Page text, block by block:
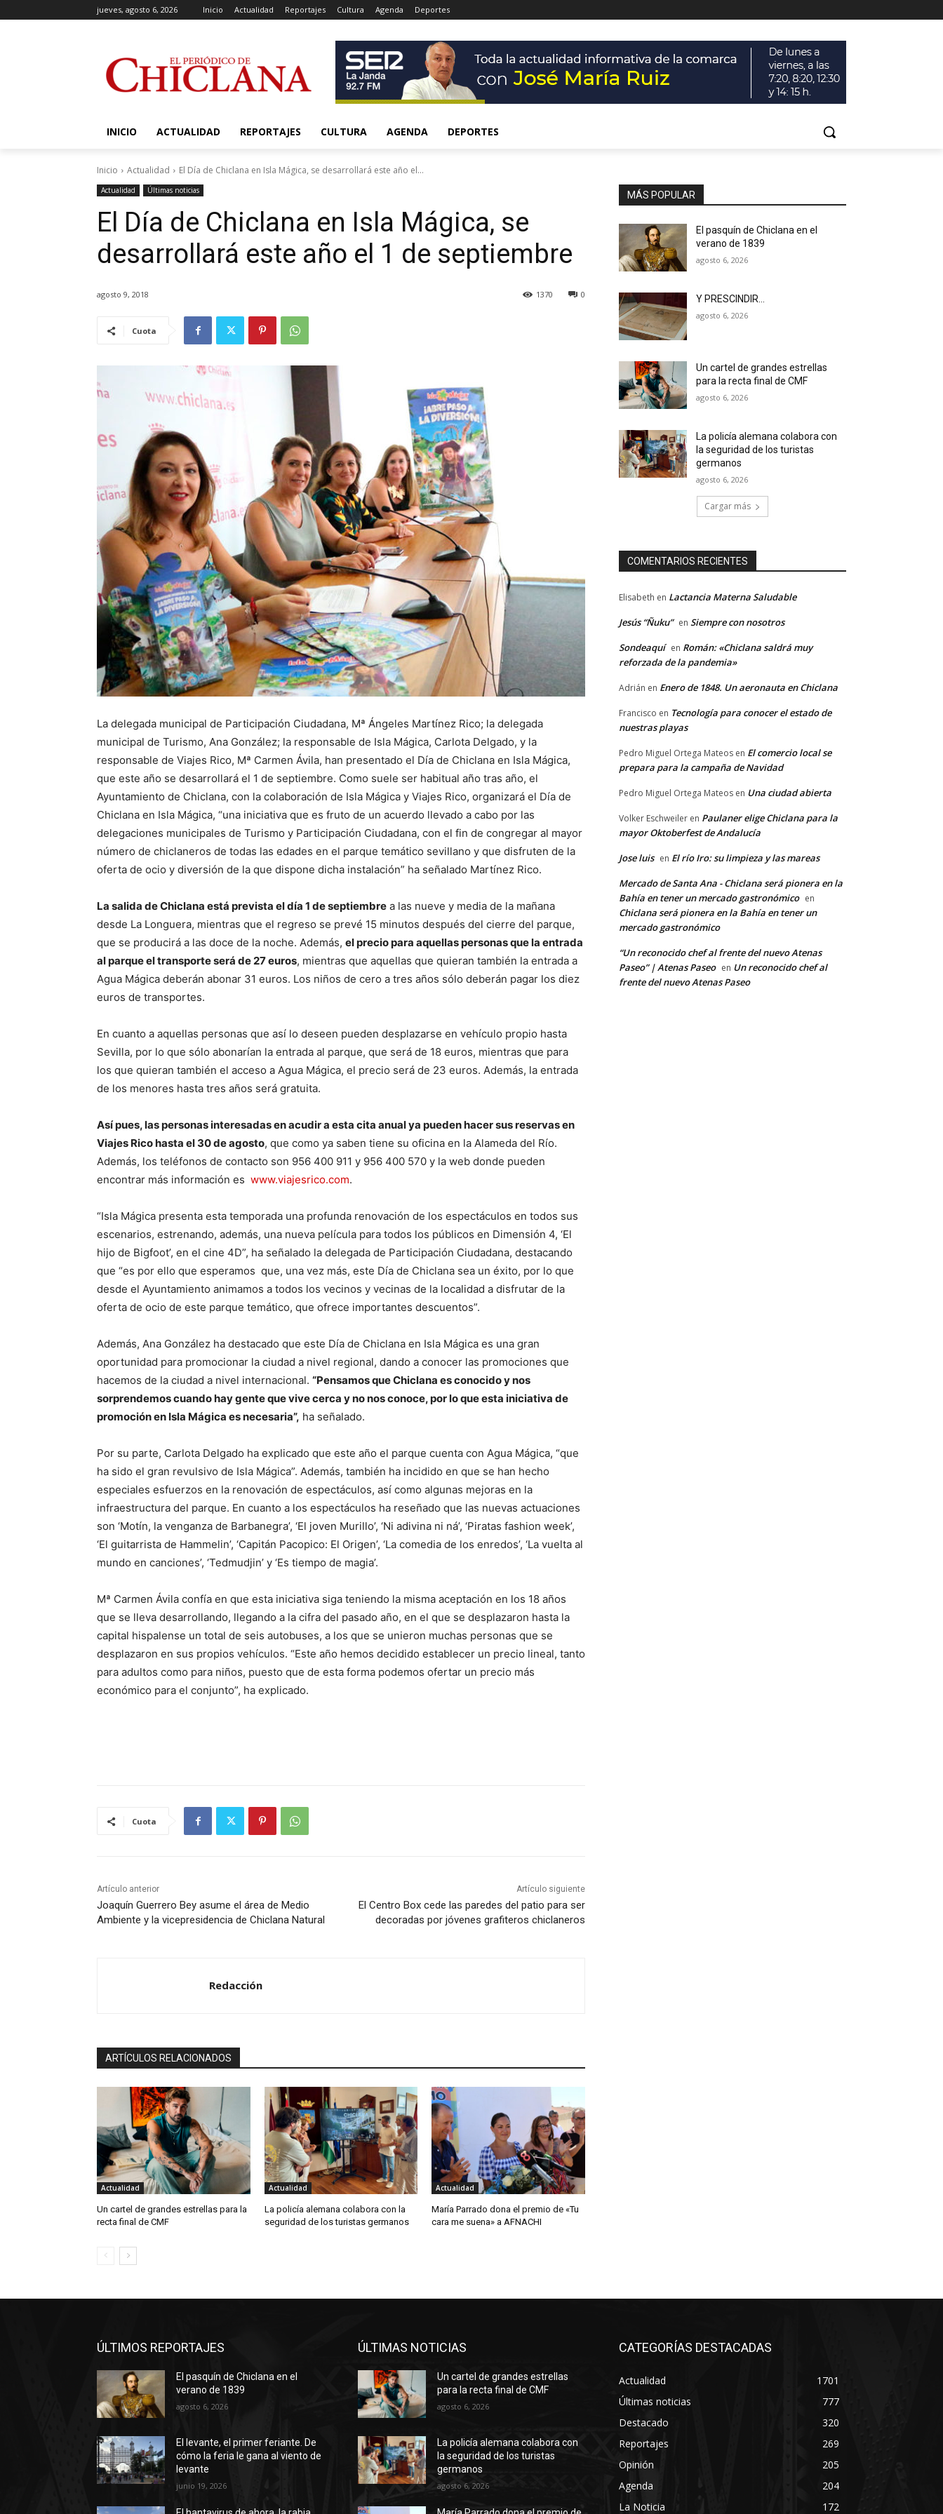
jueves, agosto 6, 2026 Inicio Actualidad Reportajes Cultura Agenda Deportes
INICIO ACTUALIDAD REPORTAJES CULTURA AGENDA DEPORTES
Inicio Actualidad El Día de Chiclana en Isla Mágica, se desarrollará este año el...
Actualidad Últimas noticias
El Día de Chiclana en Isla Mágica, se
desarrollará este año el 1 de septiembre
agosto 9, 2018 0
1370
Cuota
La delegada municipal de Participación Ciudadana, Mª Ángeles Martínez Rico; la delegada
municipal de Turismo, Ana González; la responsable de Isla Mágica, Carlota Delgado, y la
responsable de Viajes Rico, Mª Carmen Ávila, han presentado el Día de Chiclana en Isla Mágica,
que este año se desarrollará el 1 de septiembre. Como suele ser habitual año tras año, el
Ayuntamiento de Chiclana, con la colaboración de Isla Mágica y Viajes Rico, organizará el Día de
Chiclana en Isla Mágica, “una iniciativa que es fruto de un acuerdo llevado a cabo por las
delegaciones municipales de Turismo y Participación Ciudadana, con el fin de congregar al mayor
número de chiclaneros de todas las edades en el parque temático sevillano y que disfruten de la
oferta de ocio y diversión de la que dispone dicha instalación” ha señalado Martínez Rico.
La salida de Chiclana está prevista el día 1 de septiembre a las nueve y media de la mañana
desde La Longuera, mientras que el regreso se prevé 15 minutos después del cierre del parque,
que se producirá a las doce de la noche. Además, el precio para aquellas personas que la entrada
al parque el transporte será de 27 euros, mientras que aquellas que quieran también la entrada a
Agua Mágica deberán abonar 31 euros. Los niños de cero a tres años sólo deberán pagar los diez
euros de transportes.
En cuanto a aquellas personas que así lo deseen pueden desplazarse en vehículo propio hasta
Sevilla, por lo que sólo abonarían la entrada al parque, que será de 18 euros, mientras que para
los que quieran también el acceso a Agua Mágica, el precio será de 23 euros. Además, la entrada
de los menores hasta tres años será gratuita.
Así pues, las personas interesadas en acudir a esta cita anual ya pueden hacer sus reservas en
Viajes Rico hasta el 30 de agosto, que como ya saben tiene su oficina en la Alameda del Río.
Además, los teléfonos de contacto son 956 400 911 y 956 400 570 y la web donde pueden
encontrar más información es www.viajesrico.com.
“Isla Mágica presenta esta temporada una profunda renovación de los espectáculos en todos sus
escenarios, estrenando, además, una nueva película para todos los públicos en Dimensión 4, ‘El
hijo de Bigfoot’, en el cine 4D”, ha señalado la delegada de Participación Ciudadana, destacando
que “es por ello que esperamos que, una vez más, este Día de Chiclana sea un éxito, por lo que
desde el Ayuntamiento animamos a todos los vecinos y vecinas de la localidad a disfrutar de la
oferta de ocio de este parque temático, que ofrece importantes descuentos”.
Además, Ana González ha destacado que este Día de Chiclana en Isla Mágica es una gran
oportunidad para promocionar la ciudad a nivel regional, dando a conocer las promociones que
hacemos de la ciudad a nivel internacional. “Pensamos que Chiclana es conocido y nos
sorprendemos cuando hay gente que vive cerca y no nos conoce, por lo que esta iniciativa de
promoción en Isla Mágica es necesaria”, ha señalado.
Por su parte, Carlota Delgado ha explicado que este año el parque cuenta con Agua Mágica, “que
ha sido el gran revulsivo de Isla Mágica”. Además, también ha incidido en que se han hecho
especiales esfuerzos en la renovación de espectáculos, así como algunas mejoras en la
infraestructura del parque. En cuanto a los espectáculos ha reseñado que las nuevas actuaciones
son ‘Motín, la venganza de Barbanegra’, ‘El joven Murillo’, ‘Ni adivina ni ná’, ‘Piratas fashion week’,
‘El guitarrista de Hammelin’, ‘Capitán Pacopico: El Origen’, ‘La comedia de los enredos’, ‘La vuelta al
mundo en canciones’, ‘Tedmudjin’ y ‘Es tiempo de magia’.
Mª Carmen Ávila confía en que esta iniciativa siga teniendo la misma aceptación en los 18 años
que se lleva desarrollando, llegando a la cifra del pasado año, en el que se desplazaron hasta la
capital hispalense un total de seis autobuses, a los que se unieron muchas personas que se
desplazaron en sus propios vehículos. “Este año hemos decidido establecer un precio lineal, tanto
para adultos como para niños, puesto que de esta forma podemos ofertar un precio más
económico para el conjunto”, ha explicado.
Cuota
Artículo anterior
Joaquín Guerrero Bey asume el área de Medio
Ambiente y la vicepresidencia de Chiclana Natural
Artículo siguiente
El Centro Box cede las paredes del patio para ser
decoradas por jóvenes grafiteros chiclaneros
Redacción
ARTÍCULOS RELACIONADOS
Actualidad
Un cartel de grandes estrellas para la
recta final de CMF
Actualidad
La policía alemana colabora con la
seguridad de los turistas germanos
Actualidad
María Parrado dona el premio de «Tu
cara me suena» a AFNACHI
MÁS POPULAR
El pasquín de Chiclana en el
verano de 1839
agosto 6, 2026
Y PRESCINDIR…
agosto 6, 2026
Un cartel de grandes estrellas
para la recta final de CMF
agosto 6, 2026
La policía alemana colabora con
la seguridad de los turistas
germanos
agosto 6, 2026
Cargar más
COMENTARIOS RECIENTES
Elisabeth en Lactancia Materna Saludable
Jesús “Ñuku” en Siempre con nosotros
Sondeaquí en Román: «Chiclana saldrá muy
reforzada de la pandemia»
Adrián en Enero de 1848. Un aeronauta en Chiclana
Francisco en Tecnología para conocer el estado de
nuestras playas
Pedro Miguel Ortega Mateos en El comercio local se
prepara para la campaña de Navidad
Pedro Miguel Ortega Mateos en Una ciudad abierta
Volker Eschweiler en Paulaner elige Chiclana para la
mayor Oktoberfest de Andalucía
Jose luis en El río Iro: su limpieza y las mareas
Mercado de Santa Ana - Chiclana será pionera en la
Bahía en tener un mercado gastronómico en
Chiclana será pionera en la Bahía en tener un
mercado gastronómico
“Un reconocido chef al frente del nuevo Atenas
Paseo” | Atenas Paseo en Un reconocido chef al
frente del nuevo Atenas Paseo
ÚLTIMOS REPORTAJES
El pasquín de Chiclana en el
verano de 1839
agosto 6, 2026
El levante, el primer feriante. De
cómo la feria le gana al viento de
levante
junio 19, 2026
ÚLTIMAS NOTICIAS
Un cartel de grandes estrellas
para la recta final de CMF
agosto 6, 2026
La policía alemana colabora con
la seguridad de los turistas
germanos
agosto 6, 2026
CATEGORÍAS DESTACADAS
Actualidad
1701
Últimas noticias
777
Destacado
320
Reportajes
269
Opinión
205
Agenda
204
La Noticia
172